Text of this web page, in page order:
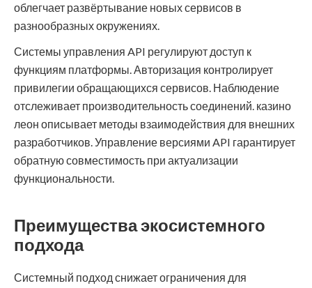
облегчает развёртывание новых сервисов в
разнообразных окружениях.
Системы управления API регулируют доступ к
функциям платформы. Авторизация контролирует
привилегии обращающихся сервисов. Наблюдение
отслеживает производительность соединений. казино
леон описывает методы взаимодействия для внешних
разработчиков. Управление версиями API гарантирует
обратную совместимость при актуализации
функциональности.
Преимущества экосистемного
подхода
Системный подход снижает ограничения для